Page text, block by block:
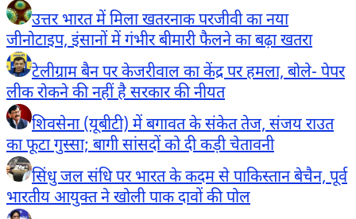
उत्तर भारत में मिला खतरनाक परजीवी का नया
जीनोटाइप, इंसानों में गंभीर बीमारी फैलने का बढ़ा खतरा
टेलीग्राम बैन पर केजरीवाल का केंद्र पर हमला, बोले- पेपर
लीक रोकने की नहीं है सरकार की नीयत
शिवसेना (यूबीटी) में बगावत के संकेत तेज, संजय राउत
का फूटा गुस्सा; बागी सांसदों को दी कड़ी चेतावनी
सिंधु जल संधि पर भारत के कदम से पाकिस्तान बेचैन, पूर्व
भारतीय आयुक्त ने खोली पाक दावों की पोल